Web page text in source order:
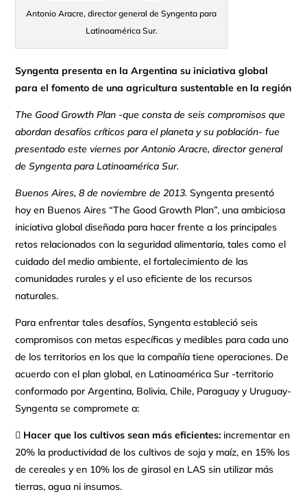
Antonio Aracre, director general de Syngenta para
Latinoamérica Sur.
Syngenta presenta en la Argentina su iniciativa global
para el fomento de una agricultura sustentable en la región
The Good Growth Plan -que consta de seis compromisos que
abordan desafíos críticos para el planeta y su población- fue
presentado este viernes por Antonio Aracre, director general
de Syngenta para Latinoamérica Sur.
Buenos Aires, 8 de noviembre de 2013.Syngenta presentó
hoy en Buenos Aires “The Good Growth Plan”, una ambiciosa
iniciativa global diseñada para hacer frente a los principales
retos relacionados con la seguridad alimentaria, tales como el
cuidado del medio ambiente, el fortalecimiento de las
comunidades rurales y el uso eficiente de los recursos
naturales.
Para enfrentar tales desafíos, Syngenta estableció seis
compromisos con metas específicas y medibles para cada uno
de los territorios en los que la compañía tiene operaciones. De
acuerdo con el plan global, en Latinoamérica Sur -territorio
conformado por Argentina, Bolivia, Chile, Paraguay y Uruguay-
Syngenta se compromete a:
 Hacer que los cultivos sean más eficientes: incrementar en
20% la productividad de los cultivos de soja y maíz, en 15% los
de cereales y en 10% los de girasol en LAS sin utilizar más
tierras, agua ni insumos.